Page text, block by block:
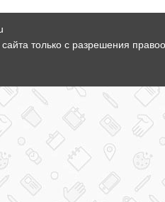
только с разрешения